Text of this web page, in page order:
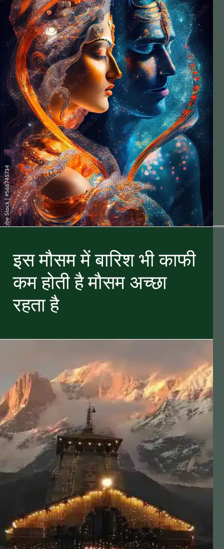
इस मौसम में बारिश भी काफी
कम होती है मौसम अच्छा
रहता है